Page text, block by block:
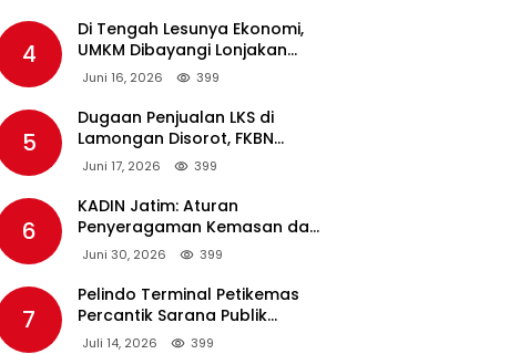
4
Di Tengah Lesunya Ekonomi,
UMKM Dibayangi Lonjakan
Harga BBM Nonsubsidi
Juni 16, 2026 399
5
Dugaan Penjualan LKS di
Lamongan Disorot, FKBN
Minta APH dan Dinas
Juni 17, 2026 399
6
KADIN Jatim: Aturan
Penyeragaman Kemasan dan
Larangan Bahan Tambahan
Tembakau
Juni 30, 2026 399
7
Pelindo Terminal Petikemas
Percantik Sarana Publik
Warga Ring 1 Terminal Teluk
Juli 14, 2026 399